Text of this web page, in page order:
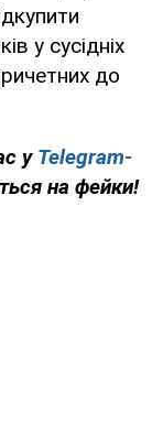
у сусідніх
до
у Telegram-
на фейки!